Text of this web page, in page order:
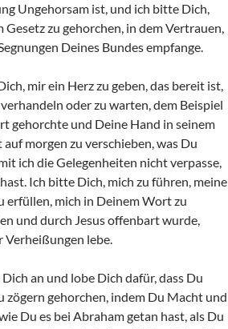
Ungehorsam ist, und ich bitte Dich,
zu gehorchen, in dem Vertrauen,
Deines Bundes empfange.
mir ein Herz zu geben, das bereit ist,
oder zu warten, dem Beispiel
gehorchte und Deine Hand in seinem
auf morgen zu verschieben, was Du
ich die Gelegenheiten nicht verpasse,
Ich bitte Dich, mich zu führen, meine
erfüllen, mich in Deinem Wort zu
und durch Jesus offenbart wurde,
Verheißungen lebe.
an und lobe Dich dafür, dass Du
zögern gehorchen, indem Du Macht und
Du es bei Abraham getan hast, als Du